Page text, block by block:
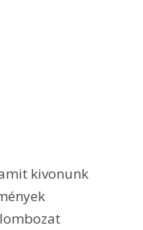
kivonunk